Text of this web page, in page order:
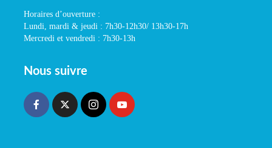
Horaires d’ouverture :
Lundi, mardi & jeudi : 7h30-12h30/ 13h30-17h
Mercredi et vendredi : 7h30-13h
Nous suivre